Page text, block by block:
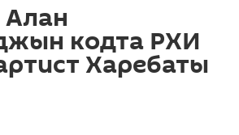
Алан
кодта РХИ
Харебаты